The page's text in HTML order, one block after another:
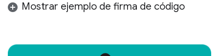
Mostrar ejemplo de firma de código